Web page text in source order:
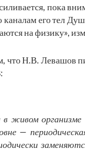
пока
его тел
на физику»,
что Н.В. Левашов
в живом
—